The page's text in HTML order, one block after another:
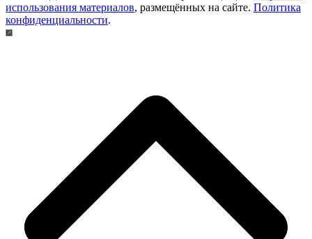
использования материалов, размещённых на сайте. Политика
конфиденциальности.